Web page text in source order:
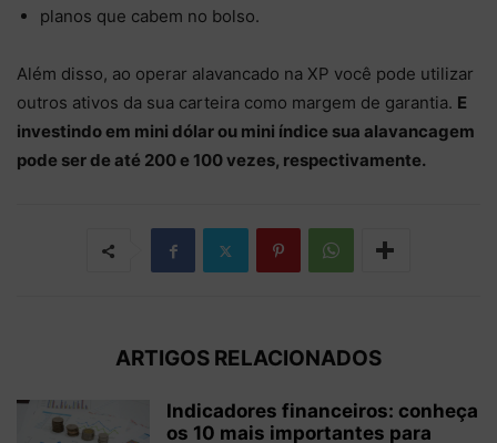
planos que cabem no bolso.
Além disso, ao operar alavancado na XP você pode utilizar
outros ativos da sua carteira como margem de garantia. E
investindo em mini dólar ou mini índice sua alavancagem
pode ser de até 200 e 100 vezes, respectivamente.
ARTIGOS RELACIONADOS
Indicadores financeiros: conheça
os 10 mais importantes para